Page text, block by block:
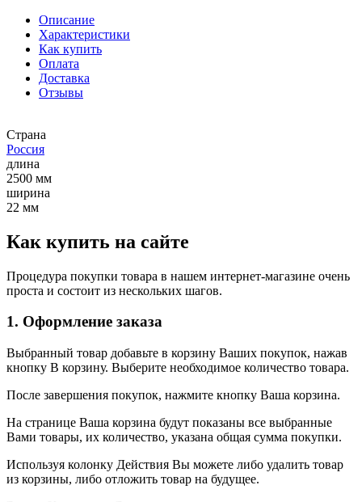
Описание
Характеристики
Как купить
Оплата
Доставка
Отзывы
Страна
Россия
длина
2500 мм
ширина
22 мм
Как купить на сайте
Процедура покупки товара в нашем интернет-магазине очень
проста и состоит из нескольких шагов.
1. Оформление заказа
Выбранный товар добавьте в корзину Ваших покупок, нажав
кнопку В корзину. Выберите необходимое количество товара.
После завершения покупок, нажмите кнопку Ваша корзина.
На странице Ваша корзина будут показаны все выбранные
Вами товары, их количество, указана общая сумма покупки.
Используя колонку Действия Вы можете либо удалить товар
из корзины, либо отложить товар на будущее.